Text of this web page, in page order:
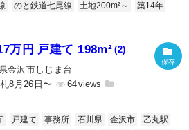
のと鉄道七尾線 土地200m²～
築14年
万円 戸建て 198m² (2)
金沢市しじま台
8月26日〜
64
戸建て 事務所 石川県 金沢市
乙丸駅